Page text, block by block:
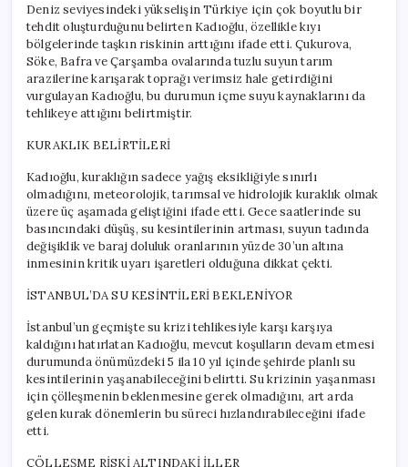
Deniz seviyesindeki yükselişin Türkiye için çok boyutlu bir
tehdit oluşturduğunu belirten Kadıoğlu, özellikle kıyı
bölgelerinde taşkın riskinin arttığını ifade etti. Çukurova,
Söke, Bafra ve Çarşamba ovalarında tuzlu suyun tarım
arazilerine karışarak toprağı verimsiz hale getirdiğini
vurgulayan Kadıoğlu, bu durumun içme suyu kaynaklarını da
tehlikeye attığını belirtmiştir.
KURAKLIK BELİRTİLERİ
Kadıoğlu, kuraklığın sadece yağış eksikliğiyle sınırlı
olmadığını, meteorolojik, tarımsal ve hidrolojik kuraklık olmak
üzere üç aşamada geliştiğini ifade etti. Gece saatlerinde su
basıncındaki düşüş, su kesintilerinin artması, suyun tadında
değişiklik ve baraj doluluk oranlarının yüzde 30’un altına
inmesinin kritik uyarı işaretleri olduğuna dikkat çekti.
İSTANBUL’DA SU KESİNTİLERİ BEKLENİYOR
İstanbul’un geçmişte su krizi tehlikesiyle karşı karşıya
kaldığını hatırlatan Kadıoğlu, mevcut koşulların devam etmesi
durumunda önümüzdeki 5 ila 10 yıl içinde şehirde planlı su
kesintilerinin yaşanabileceğini belirtti. Su krizinin yaşanması
için çölleşmenin beklenmesine gerek olmadığını, art arda
gelen kurak dönemlerin bu süreci hızlandırabileceğini ifade
etti.
ÇÖLLEŞME RİSKİ ALTINDAKİ İLLER